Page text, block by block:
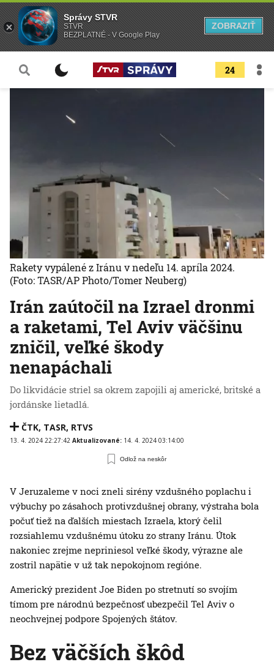
24
Irán zaútočil na Izrael dronmi
a raketami, Tel Aviv väčšinu
zničil, veľké škody
nenapáchali
Do likvidácie striel sa okrem zapojili aj americké, britské a
jordánske lietadlá.
ČTK, TASR, RTVS
13. 4. 2024 22:27:42 Aktualizované: 14. 4. 2024 03:14:00
Odlož na neskôr
Rakety vypálené z Iránu v nedeľu 14. apríla 2024.
(Foto: TASR/AP Photo/Tomer Neuberg)
V Jeruzaleme v noci zneli sirény vzdušného poplachu i
výbuchy po zásahoch protivzdušnej obrany, výstraha bola
počuť tiež na ďalších miestach Izraela, ktorý čelil
rozsiahlemu vzdušnému útoku zo strany Iránu. Útok
nakoniec zrejme nepriniesol veľké škody, výrazne ale
zostril napätie v už tak nepokojnom regióne.
Americký prezident Joe Biden po stretnutí so svojím
tímom pre národnú bezpečnosť ubezpečil Tel Aviv o
neochvejnej podpore Spojených štátov.
Bez väčších škôd
Správy STVR
STVR
BEZPLATNÉ - V Google Play
ZOBRAZIŤ